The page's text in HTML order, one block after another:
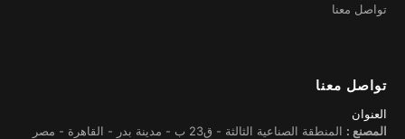
تواصل معنا
تواصل معنا
العنوان
المصنع : المنطقة الصناعية الثالثة - ق23 ب - مدينة بدر - القاهرة - مصر